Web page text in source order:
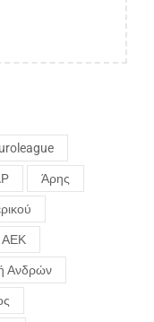
Άρης
ΑΕΚ
Ανδρών